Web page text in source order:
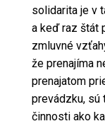
solidarita je v
a keď raz štát
zmluvné
že prenajíma
prenajatom
prevádzku,
činnosti ako